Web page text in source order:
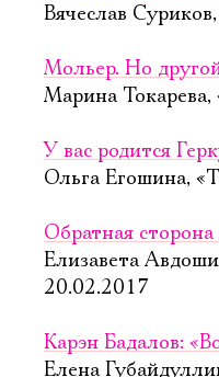
Вячеслав
Мольер. Но
Марина Токарева,
У вас родится
Ольга Егошина,
Обратная
Елизавета
20.02.2017
Карэн Бадалов:
Елена